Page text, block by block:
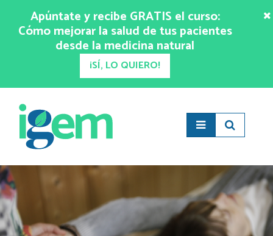
Apúntate y recibe GRATIS el curso:
Cómo mejorar la salud de tus pacientes
desde la medicina natural
¡SÍ, LO QUIERO!